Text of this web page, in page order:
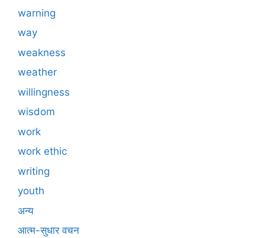
warning
way
weakness
weather
willingness
wisdom
work
work ethic
writing
youth
अन्य
आत्म-सुधार वचन